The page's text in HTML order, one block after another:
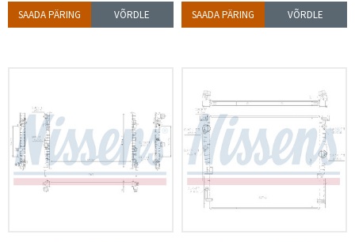
SAADA PÄRING VÕRDLE SAADA PÄRING VÕRDLE